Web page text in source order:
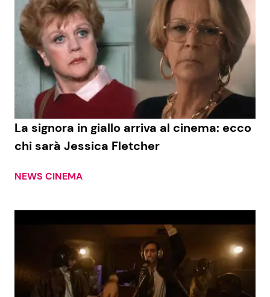
La signora in giallo arriva al cinema: ecco
chi sarà Jessica Fletcher
NEWS CINEMA